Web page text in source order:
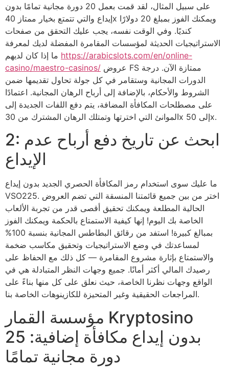
على سبيل المثال، لقد قمت بعمل 20 دورة مجانية تمامًا بدون
إيداع والتي تتمتع بخيار ممتاز 40x ويمكنك الفوز بمبلغ 20 دولارًا
كنديًا. وفي الوقت نفسه، يجب عليك التحقق من صفحات
الاستراتيجيات الحديثة لمؤسسات المقامرة المفضلة لديك لمعرفة
https://arabicslots.com/en/online-
casino/maestro-casinos/
الدورات المجانية وستقامر في كل جولة تحاول تقديمها ضمن
الشروط والأحكام، بالإضافة إلى أرباح الرهان المجانية. اعتمادًا
على مصطلحات المكافأة المضافة، يتم دفع اللفات الجديدة إلى
الموانئ التي اخترتها وتمتلك الرهان المشترك من 30x إلى 50x.
2: ابحث عن تاريخ دفع أرباح عدم
الإيداع
ما عليك سوى استخدام رمز المكافأة الحصري الجديد بدون إيداع
VSO225. اختر من بين جميع قائمتنا المنسقة التي تضم العروض
الحالية المطلعة ويمكنك تحقيق أقصى قدر من تجربة الألعاب
الخاصة بك اليوم! إنها كيفية الاستمتاع بالحكمة ويمكنك الفوز
بمبالغ كبيرة! استفد من رقائق البطاطس المجانية بنسبة 100%
لمساعدتك في وضع الاستراتيجيات وتحقيق مكاسب ضخمة
والاستمتاع بإثارة مشروع المقامرة — كل ذلك مع الحفاظ على
رصيدك المالي أكثر أمانًا. جميع وجهات النظر المتبادلة هي في
الواقع وجهات نظرنا الخاصة، حيث نعلق على كل منها بناءً على
المراجعات الحقيقية وغير المتحيزة للكازينوهات الخاصة بنا.
مؤسسة القمار Kryptosino
بدون إيداع مكافأة إضافية: 25
دورة مجانية تمامًا